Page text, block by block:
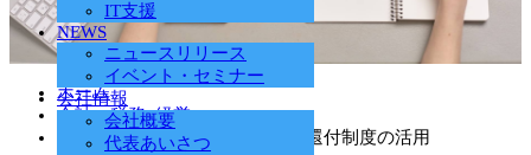
IT支援
NEWS
ニュースリリース
イベント・セミナー
会社情報
会社概要
代表あいさつ
ホーム
会計・税務, 経営
業績が赤字に転じた場合の繰戻還付制度の活用